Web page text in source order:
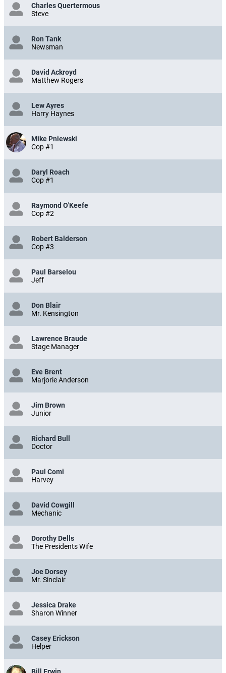
Charles Quertermous
Steve
Ron Tank
Newsman
David Ackroyd
Matthew Rogers
Lew Ayres
Harry Haynes
Mike Pniewski
Cop #1
Daryl Roach
Cop #1
Raymond O'Keefe
Cop #2
Robert Balderson
Cop #3
Paul Barselou
Jeff
Don Blair
Mr. Kensington
Lawrence Braude
Stage Manager
Eve Brent
Marjorie Anderson
Jim Brown
Junior
Richard Bull
Doctor
Paul Comi
Harvey
David Cowgill
Mechanic
Dorothy Dells
The Presidents Wife
Joe Dorsey
Mr. Sinclair
Jessica Drake
Sharon Winner
Casey Erickson
Helper
Bill Erwin